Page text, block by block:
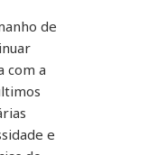
de
com a
e